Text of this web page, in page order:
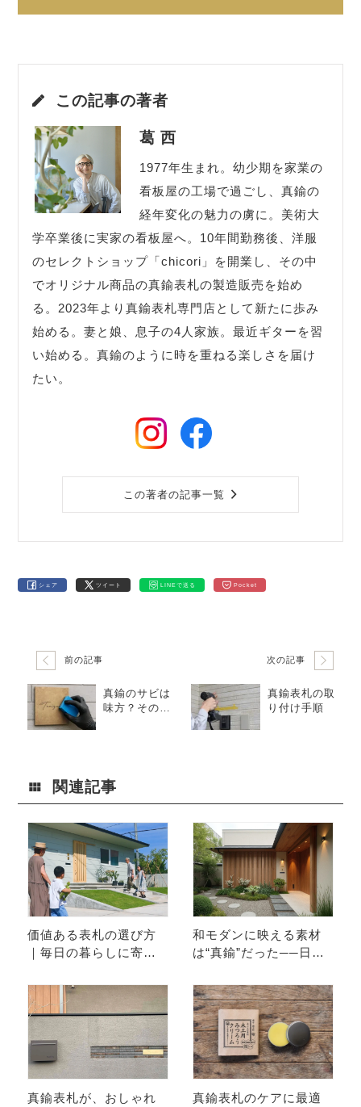
この記事の著者
葛 西
1977年生まれ。幼少期を家業の
看板屋の工場で過ごし、真鍮の
経年変化の魅力の虜に。美術大
学卒業後に実家の看板屋へ。10年間勤務後、洋服
のセレクトショップ「chicori」を開業し、その中
でオリジナル商品の真鍮表札の製造販売を始め
る。2023年より真鍮表札専門店として新たに歩み
始める。妻と娘、息子の4人家族。最近ギターを習
い始める。真鍮のように時を重ねる楽しさを届け
たい。
この著者の記事一覧
シェア ツイート LINEで送る Pocket
前の記事
真鍮のサビは
味方？そのメ
次の記事
真鍮表札の取
り付け手順
関連記事
価値ある表札の選び方
｜毎日の暮らしに寄り
和モダンに映える素材
は“真鍮”だった──日本
真鍮表札が、おしゃれ
真鍮表札のケアに最適